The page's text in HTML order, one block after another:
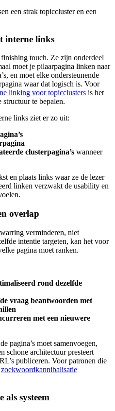
een strak topiccluster en een
interne links
touch. Ze zijn onderdeel
moet je pilaarpagina linken naar
en moet elke ondersteunende
waar dat logisch is. Voor
linking voor topicclusters is het
structuur te bepalen.
links ziet er zo uit:
clusterpagina’s wanneer
en plaats links waar ze de lezer
linken verzwakt de usability en
overlap
verminderen, niet
intentie targeten, kan het voor
pagina moet ranken.
rond dezelfde
vraag beantwoorden met
met een nieuwere
pagina’s moet samenvoegen,
schone architectuur presteert
publiceren. Voor patronen die
zoekwoordkannibalisatie
als systeem